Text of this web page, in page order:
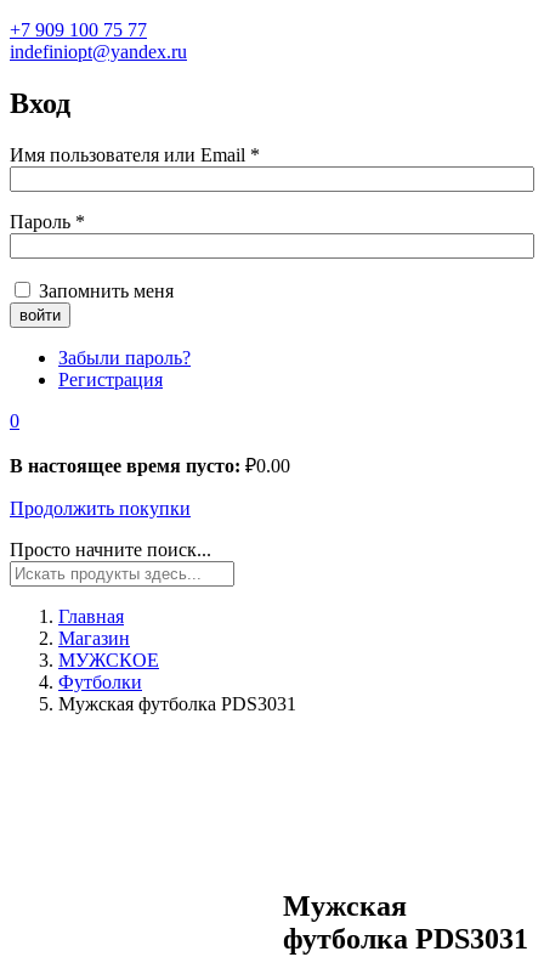
+7 909 100 75 77
indefiniopt@yandex.ru
Вход
Имя пользователя или Email *
Пароль *
Запомнить меня
Забыли пароль?
Регистрация
0
В настоящее время пусто: ₽0.00
Продолжить покупки
Просто начните поиск...
Главная
Магазин
МУЖСКОЕ
Футболки
Мужская футболка PDS3031
Мужская
футболка PDS3031